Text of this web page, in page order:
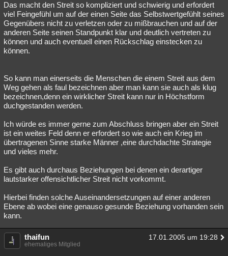
Das macht den Streit so kompliziert und schwierig und erfordert
viel Feingefühl um auf der einen Seite das Selbstwertgefühlt seines
Gegenübers nicht zu verletzen oder zu mißbrauchen und auf der
anderen Seite seinen Standpunkt klar und deutlich vertreten zu
können und auch eventuell einen Rückschlag einstecken zu
können.
So kann man einerseits die Menschen die einem Streit aus dem
Weg gehen als faul bezeichnen aber man kann sie auch als klug
bezeichnen,denn ein wirklicher Streit kann nur in Höchstform
duchgestanden werden.
Ich würde es immer gerne zum Abschluss bringen aber ein Streit
ist ein weites Feld denn er erfordert so wie auch ein Krieg im
übertragenen Sinne starke Männer ,eine durchdachte Strategie
und vieles mehr.
Es gibt auch durchaus Beziehungen bei denen ein derartiger
lautstarker offensichtlicher Streit nicht vorkommt.
Hierbei finden solche Auseinandersetzungen auf einer anderen
Ebene ab wobei eine genauso gesunde Beziehung vorhanden sein
kann.
thaifun 17.01.2005 um 19:28
ehemaliges Mitglied